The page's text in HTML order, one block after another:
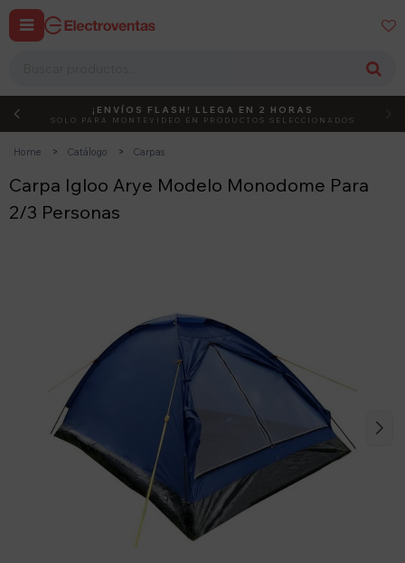
 
DEBUT ACTIVÁ EL CÓDIGO
¡ENVÍOS FLASH! LLEGA EN 2 HORAS
SOLO PARA MONTEVIDEO EN PRODUCTOS SELECCIONADOS
Home Catálogo Carpas
Carpa Igloo Arye Modelo Monodome Para
2/3 Personas